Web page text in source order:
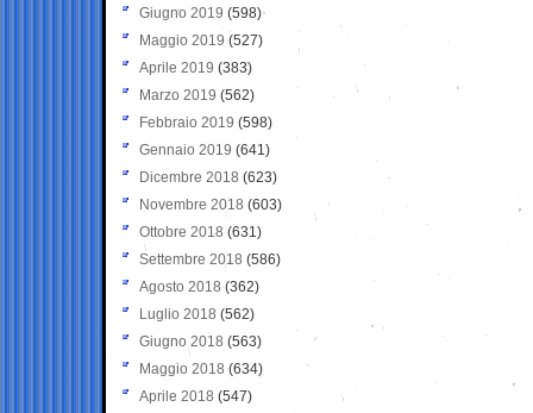
Giugno 2019 (598)
Maggio 2019 (527)
Aprile 2019 (383)
Marzo 2019 (562)
Febbraio 2019 (598)
Gennaio 2019 (641)
Dicembre 2018 (623)
Novembre 2018 (603)
Ottobre 2018 (631)
Settembre 2018 (586)
Agosto 2018 (362)
Luglio 2018 (562)
Giugno 2018 (563)
Maggio 2018 (634)
Aprile 2018 (547)